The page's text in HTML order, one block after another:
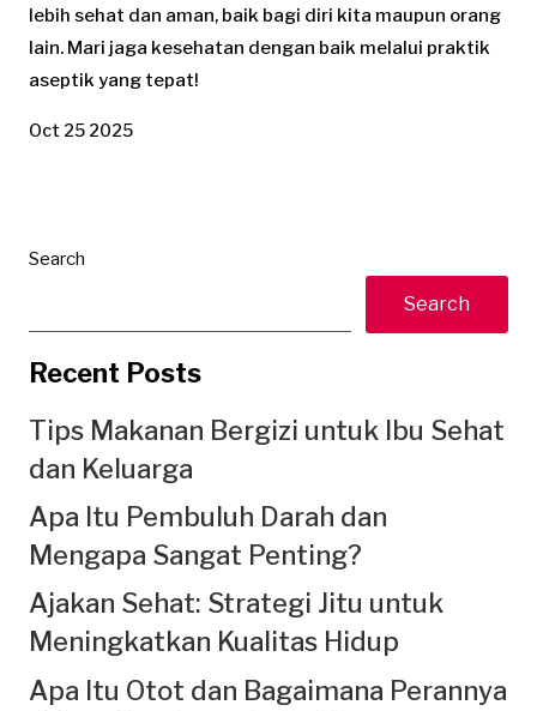
lebih sehat dan aman, baik bagi diri kita maupun orang
lain. Mari jaga kesehatan dengan baik melalui praktik
aseptik yang tepat!
Oct 25 2025
Search
Search
Recent Posts
Tips Makanan Bergizi untuk Ibu Sehat
dan Keluarga
Apa Itu Pembuluh Darah dan
Mengapa Sangat Penting?
Ajakan Sehat: Strategi Jitu untuk
Meningkatkan Kualitas Hidup
Apa Itu Otot dan Bagaimana Perannya